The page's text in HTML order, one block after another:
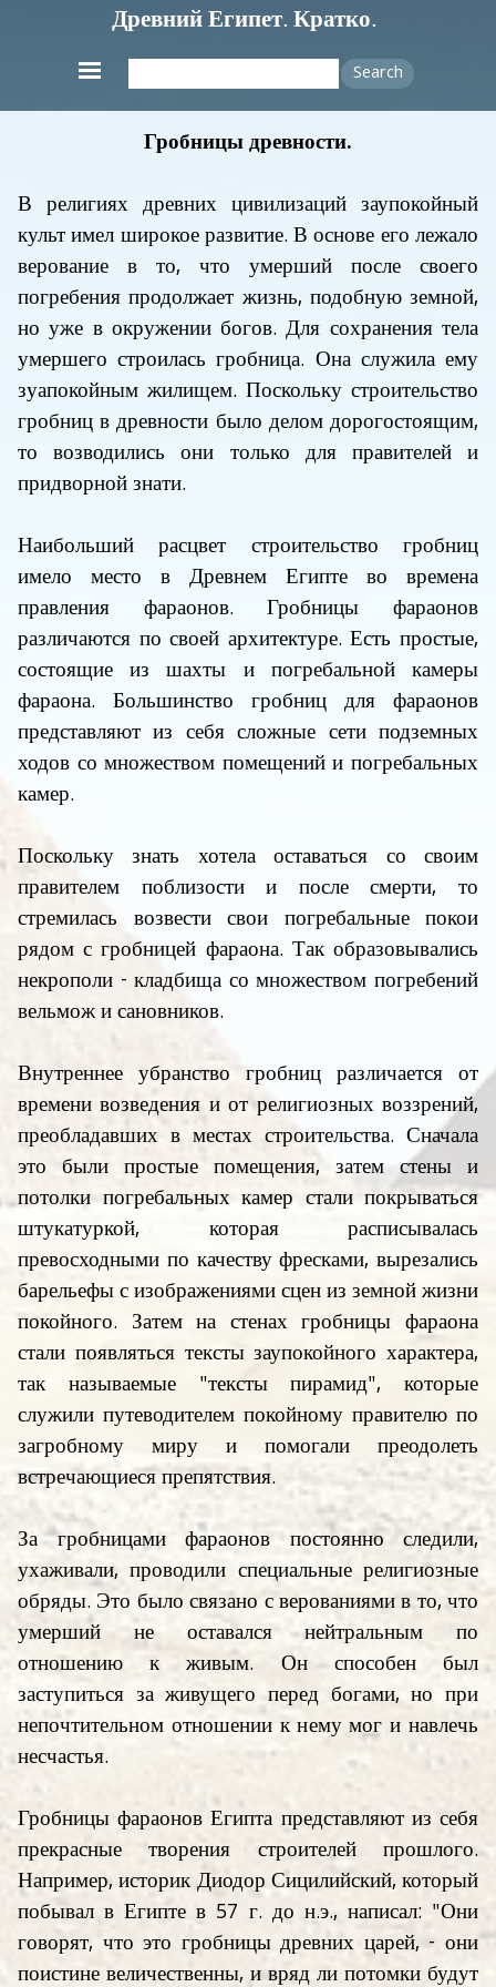
Search
Древний Египет. Кратко.
Гробницы древности.
В религиях древних цивилизаций заупокойный
культ имел широкое развитие. В основе его лежало
верование в то, что умерший после своего
погребения продолжает жизнь, подобную земной,
но уже в окружении богов. Для сохранения тела
умершего строилась гробница. Она служила ему
зуапокойным жилищем. Поскольку строительство
гробниц в древности было делом дорогостоящим,
то возводились они только для правителей и
придворной знати.
Наибольший расцвет строительство гробниц
имело место в Древнем Египте во времена
правления фараонов. Гробницы фараонов
различаются по своей архитектуре. Есть простые,
состоящие из шахты и погребальной камеры
фараона. Большинство гробниц для фараонов
представляют из себя сложные сети подземных
ходов со множеством помещений и погребальных
камер.
Поскольку знать хотела оставаться со своим
правителем поблизости и после смерти, то
стремилась возвести свои погребальные покои
рядом с гробницей фараона. Так образовывались
некрополи - кладбища со множеством погребений
вельмож и сановников.
Внутреннее убранство гробниц различается от
времени возведения и от религиозных воззрений,
преобладавших в местах строительства. Сначала
это были простые помещения, затем стены и
потолки погребальных камер стали покрываться
штукатуркой, которая расписывалась
превосходными по качеству фресками, вырезались
барельефы с изображениями сцен из земной жизни
покойного. Затем на стенах гробницы фараона
стали появляться тексты заупокойного характера,
так называемые "тексты пирамид", которые
служили путеводителем покойному правителю по
загробному миру и помогали преодолеть
встречающиеся препятствия.
За гробницами фараонов постоянно следили,
ухаживали, проводили специальные религиозные
обряды. Это было связано с верованиями в то, что
умерший не оставался нейтральным по
отношению к живым. Он способен был
заступиться за живущего перед богами, но при
непочтительном отношении к нему мог и навлечь
несчастья.
Гробницы фараонов Египта представляют из себя
прекрасные творения строителей прошлого.
Например, историк Диодор Сицилийский, который
побывал в Египте в 57 г. до н.э., написал: "Они
говорят, что это гробницы древних царей, - они
поистине величественны, и вряд ли потомки будут